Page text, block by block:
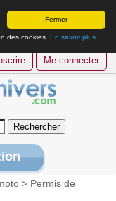
Fermer
des cookies. En savoir plus
Me connecter
> Permis de